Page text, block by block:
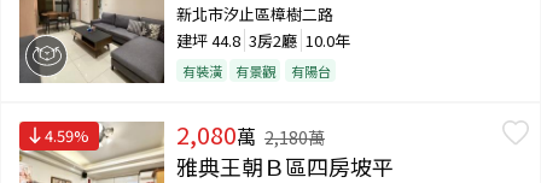
新北市汐止區樟樹二路
建坪44.8 3房2廳 10.0年
有裝潢 有景觀 有陽台
4.59% 2,080萬 2,180萬
雅典王朝Ｂ區四房坡平